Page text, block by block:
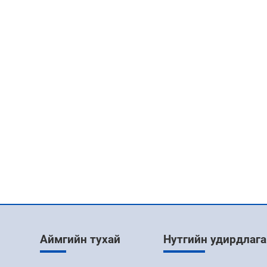
Аймгийн тухай Нутгийн удирдлага